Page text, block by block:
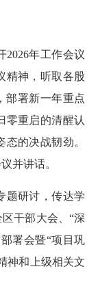
年工作会议
精神，听取各股
部署新一年重点
零重启的清醒认
的决战韧劲。
并讲话。
研讨，传达学
干部大会、“深
署会暨“项目巩
神和上级相关文